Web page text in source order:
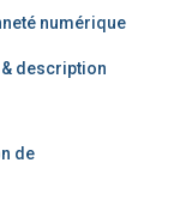
numérique
description
de